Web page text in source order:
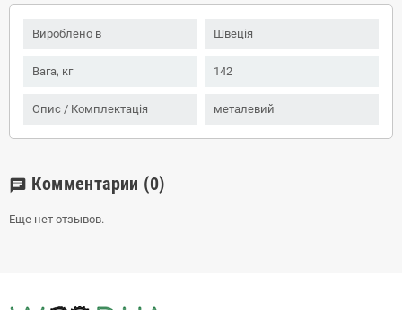
Вироблено в Швеція
Вага, кг 142
Опис / Комплектація металевий
chat Комментарии (0)
Еще нет отзывов.